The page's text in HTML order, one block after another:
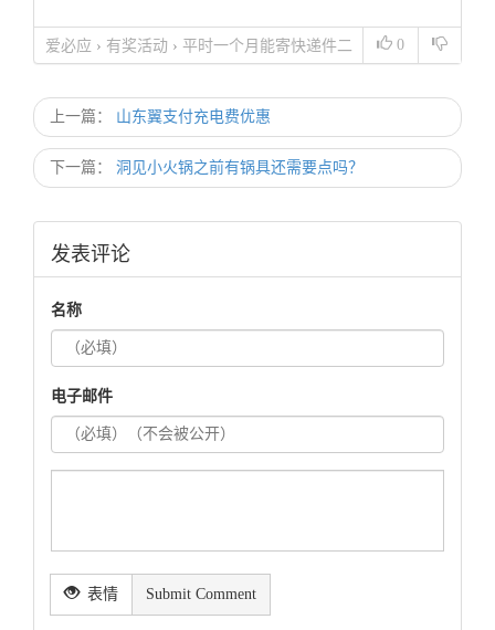
0
爱必应 › 有奖活动 › 平时一个月能寄快递件二
上一篇： 山东翼支付充电费优惠
下一篇： 洞见小火锅之前有锅具还需要点吗？
发表评论
名称
电子邮件
表情 Submit Comment